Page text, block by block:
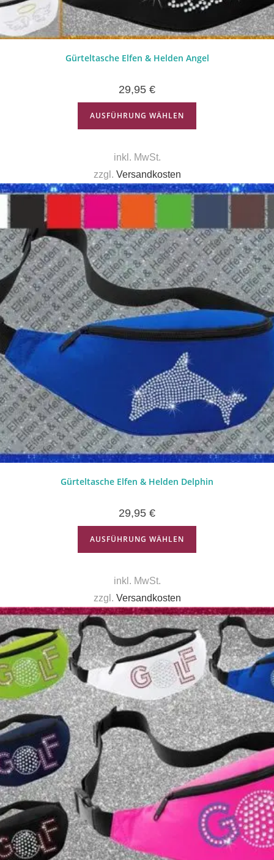
Gürteltasche Elfen & Helden Angel
29,95 €
AUSFÜHRUNG WÄHLEN
inkl. MwSt.
zzgl. Versandkosten
Gürteltasche Elfen & Helden Delphin
29,95 €
AUSFÜHRUNG WÄHLEN
inkl. MwSt.
zzgl. Versandkosten